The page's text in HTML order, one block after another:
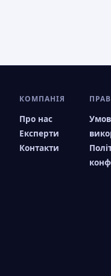
КОМПАНІЯ
Про нас
Експерти
Контакти